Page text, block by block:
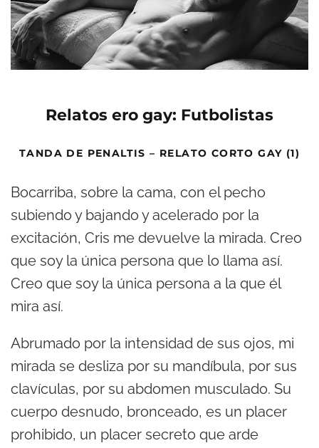
Relatos ero gay: Futbolistas
TANDA DE PENALTIS – RELATO CORTO GAY (1)
Bocarriba, sobre la cama, con el pecho
subiendo y bajando y acelerado por la
excitación, Cris me devuelve la mirada. Creo
que soy la única persona que lo llama así.
Creo que soy la única persona a la que él
mira así.
Abrumado por la intensidad de sus ojos, mi
mirada se desliza por su mandíbula, por sus
clavículas, por su abdomen musculado. Su
cuerpo desnudo, bronceado, es un placer
prohibido, un placer secreto que arde